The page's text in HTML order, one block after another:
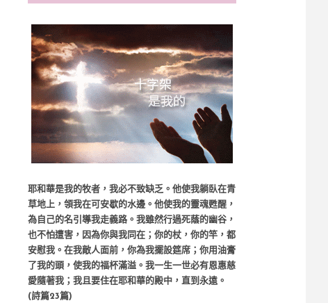
耶和華是我的牧者，我必不致缺乏。他使我躺臥在青
草地上，領我在可安歇的水邊。他使我的靈魂甦醒，
為自己的名引導我走義路。我雖然行過死蔭的幽谷，
也不怕遭害，因為你與我同在；你的杖，你的竿，都
安慰我。在我敵人面前，你為我擺設筵席；你用油膏
了我的頭，使我的福杯滿溢。我一生一世必有恩惠慈
愛隨著我；我且要住在耶和華的殿中，直到永遠。
(詩篇23篇)